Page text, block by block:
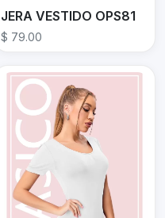
JERA VESTIDO OPS81
$ 79.00